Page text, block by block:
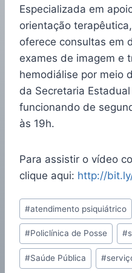
Especializada em
orientação
oferece consultas em
exames de imagem e
hemodiálise por meio
da Secretaria
funcionando de
às 19h.
Para assistir o vídeo
clique aqui: http://
#atendimento psiquiátrico
#Policlínica de Posse #
#Saúde Pública #